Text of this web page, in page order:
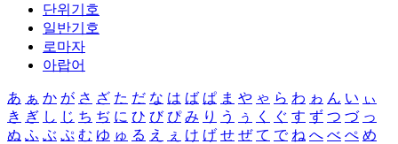
단위기호
일반기호
로마자
아랍어
あ ぁ か が さ ざ た だ な は ば ぱ ま や ゃ ら わ ゎ ん い ぃ
き ぎ し じ ち ぢ に ひ び ぴ み り う ぅ く ぐ す ず つ づ っ
ぬ ふ ぶ ぷ む ゆ ゅ る え ぇ け げ せ ぜ て で ね へ べ ぺ め